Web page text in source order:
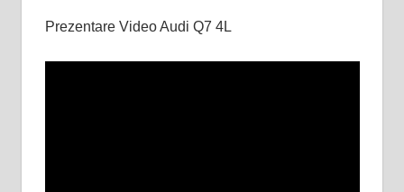
Prezentare Video Audi Q7 4L